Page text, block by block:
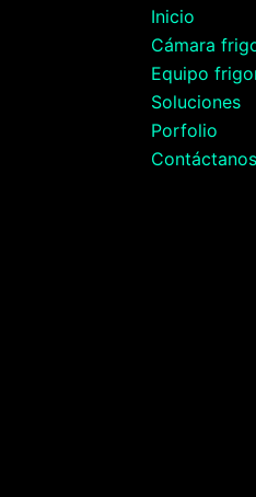
Inicio
Cámara
Equipo
Soluciones
Porfolio
Contáctanos